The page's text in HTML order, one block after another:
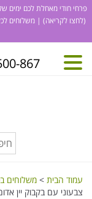
פרחי חודי מאחלת לכם ימים
(לחצו לקריאה) | משלוחים
867
עמוד הבית > משלוחים
צבעוני עם בקבוק יין